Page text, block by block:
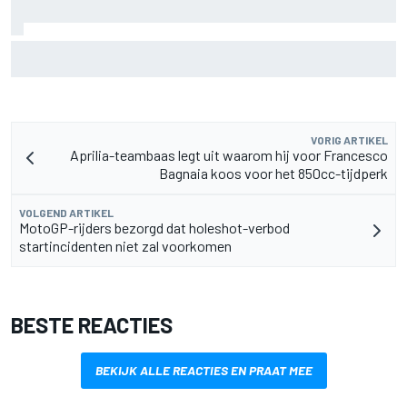
VORIG ARTIKEL
Aprilia-teambaas legt uit waarom hij voor Francesco
Bagnaia koos voor het 850cc-tijdperk
VOLGEND ARTIKEL
MotoGP-rijders bezorgd dat holeshot-verbod
startincidenten niet zal voorkomen
BESTE REACTIES
BEKIJK ALLE REACTIES EN PRAAT MEE